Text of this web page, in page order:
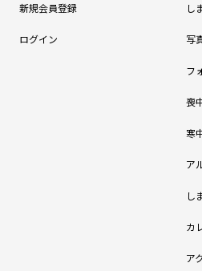
新規会員登録
ログイン
し
写
フ
喪
寒
ア
し
カ
ア